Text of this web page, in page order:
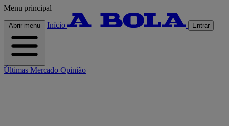
Menu principal
Abrir menu Início Entrar
Últimas Mercado Opinião